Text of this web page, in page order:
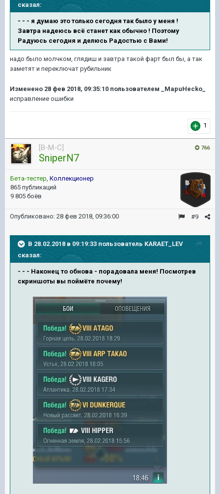
сказал:
- - - я думаю это только сегодня так было у меня !
Завтра надеюсь всё станет как обычно ! Поэтому
Радуюсь сегодня и делюсь Радостью с Вами!
надо было молчком, глядиш и завтра такой фарт был бы, а так
заметят и переключат рубильник
Изменено 28 фев 2018, 09:35:10 пользователем _MapuHecko_
исправление ошибки
1
766
[B-M-C]
SniperN7
Бета-тестер, Коллекционер
865 публикаций
9 805 боёв
#9
Опубликовано: 28 фев 2018, 09:36:00
В 28.02.2018 в 09:19:33 пользователь KARAET_LEV
сказал:
- - - Наконец то обнова - порадовала меня! Посмотрев
скриншоты вы поймёте почему!